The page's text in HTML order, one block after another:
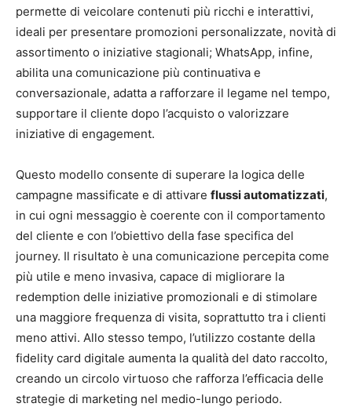
permette di veicolare contenuti più ricchi e interattivi,
ideali per presentare promozioni personalizzate, novità di
assortimento o iniziative stagionali; WhatsApp, infine,
abilita una comunicazione più continuativa e
conversazionale, adatta a rafforzare il legame nel tempo,
supportare il cliente dopo l’acquisto o valorizzare
iniziative di engagement.
Questo modello consente di superare la logica delle
campagne massificate e di attivare flussi automatizzati,
in cui ogni messaggio è coerente con il comportamento
del cliente e con l’obiettivo della fase specifica del
journey. Il risultato è una comunicazione percepita come
più utile e meno invasiva, capace di migliorare la
redemption delle iniziative promozionali e di stimolare
una maggiore frequenza di visita, soprattutto tra i clienti
meno attivi. Allo stesso tempo, l’utilizzo costante della
fidelity card digitale aumenta la qualità del dato raccolto,
creando un circolo virtuoso che rafforza l’efficacia delle
strategie di marketing nel medio-lungo periodo.